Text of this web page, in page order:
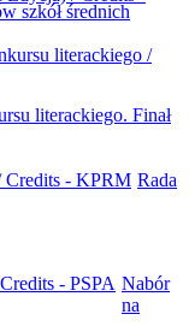
szkół średnich
literackiego. Finał
Rada
Nabór
na